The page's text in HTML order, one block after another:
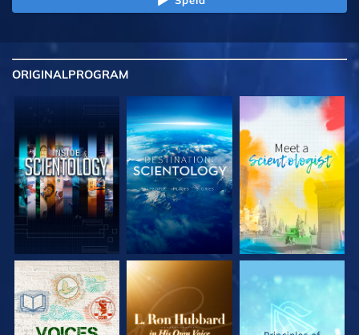
ORIGINALPROGRAM
UTFORSKA
SERIEN
UTFORSKA
SERIEN
UTFORSKA
SERIEN